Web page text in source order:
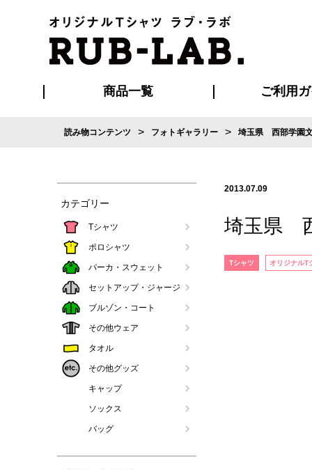
商品一覧 ご利用
ご利用ガ
はじめて
再注文の
お支払い方法
割引まとめ
発送・特急サー
版の保管期限
よくある
読み物コンテンツ > フォトギャラリー > 埼玉県 西部学園
カテゴリー
Tシャツ
ポロシャツ
パーカ・スウェット
セットアップ・ジャージ
ブルゾン・コート
その他ウェア
タオル
その他グッズ
キャップ
ソックス
バッグ
2013.07.09
埼玉県
Tシャツ オリジナルT